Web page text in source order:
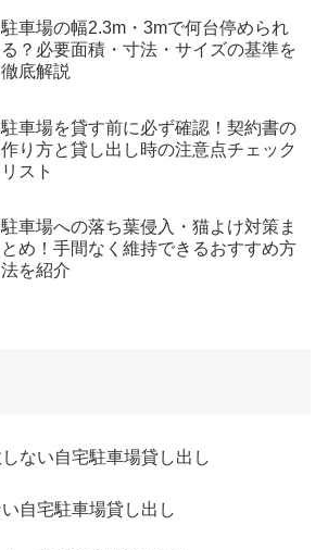
駐車場の幅2.3m・3mで何台停められ
る？必要面積・寸法・サイズの基準を
徹底解説
駐車場を貸す前に必ず確認！契約書の
作り方と貸し出し時の注意点チェック
リスト
駐車場への落ち葉侵入・猫よけ対策ま
とめ！手間なく維持できるおすすめ方
法を紹介
ない自宅駐車場貸し出し
自宅駐車場貸し出し